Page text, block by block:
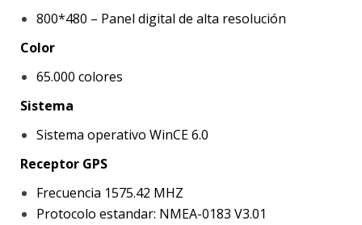
800*480 – Panel digital de alta resolución
Color
65.000 colores
Sistema
Sistema operativo WinCE 6.0
Receptor GPS
Frecuencia 1575.42 MHZ
Protocolo estandar: NMEA-0183 V3.01